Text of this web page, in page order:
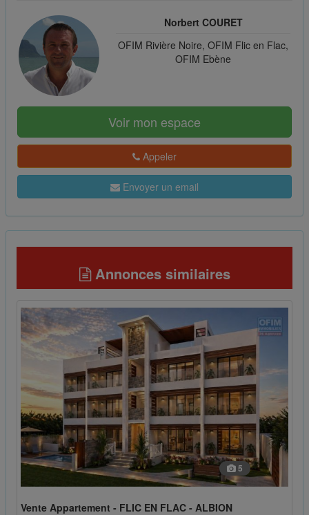
Norbert COURET
OFIM Rivière Noire, OFIM Flic en Flac,
OFIM Ebène
Voir mon espace
Appeler
Envoyer un email
Annonces similaires
5
Vente Appartement - FLIC EN FLAC - ALBION